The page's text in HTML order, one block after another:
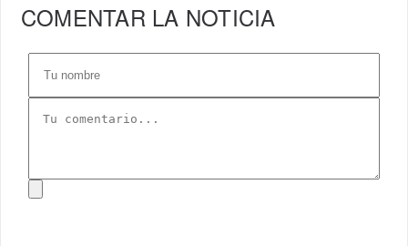
COMENTAR LA NOTICIA